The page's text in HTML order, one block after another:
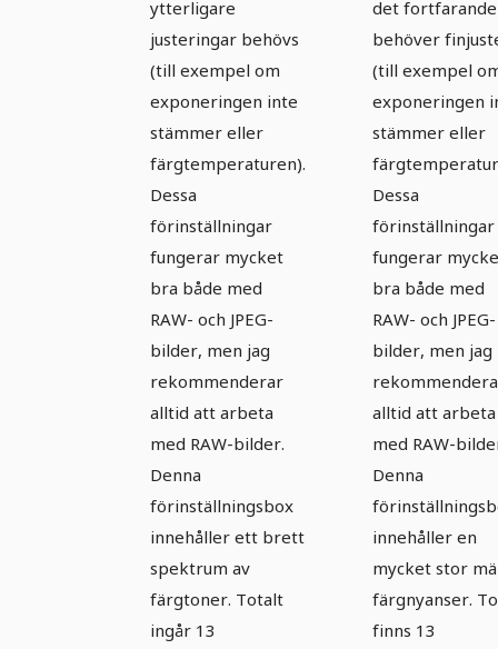
Action-
Looks -
Paket 01
ytterligare
justeringar behövs
(till exempel om
exponeringen inte
stämmer eller
färgtemperaturen).
Dessa
förinställningar
fungerar mycket
bra både med
RAW- och JPEG-
bilder, men jag
rekommenderar
alltid att arbeta
med RAW-bilder.
Denna
förinställningsbox
innehåller ett brett
spektrum av
färgtoner. Totalt
ingår 13
Action-
Looks -
Paket 02
det fortfarande
behöver
(till exempel
exponeringen
stämmer eller
Dessa
förinställningar
fungerar
bra både med
RAW- och JPEG-
bilder, men jag
alltid att arbeta
med RAW-
Denna
innehåller en
mycket stor
färgnyanser.
finns 13